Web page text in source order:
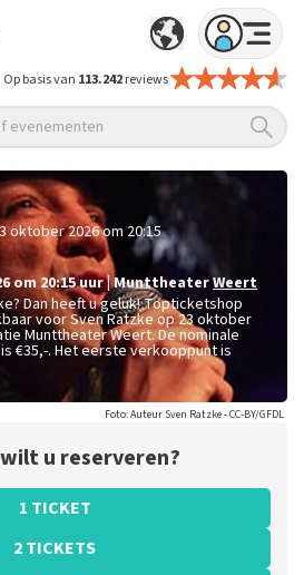
Op basis van 113.242reviews
evenementen
oktober 2026 om 20:15
om 20:15uur|MunttheaterWeert
Dan heeft u geluk! Topticketshop
voor Sven Ratzke op 23 oktober
Munttheater Weert. De nominale
€35,-. Het eerste verkooppunt is
Foto: Auteur Sven Ratzke - CC-BY/GFDL
u reserveren?
1 TICKET
2 TICKETS